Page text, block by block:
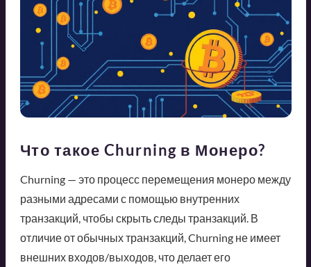
Что такое Churning в Монеро?
Churning — это процесс перемещения монеро между
разными адресами с помощью внутренних
транзакций, чтобы скрыть следы транзакций. В
отличие от обычных транзакций, Churning не имеет
внешних входов/выходов, что делает его